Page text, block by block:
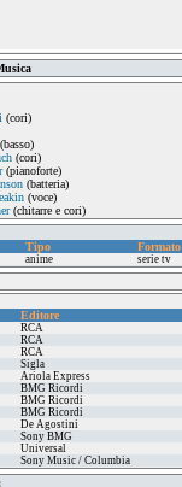
(cori)
(basso)
(cori)
(pianoforte)
(batteria)
(voce)
(chitarre e cori)
Tipo Formato
anime serie tv
Editore
RCA
RCA
RCA
Sigla
Ariola Express
BMG Ricordi
BMG Ricordi
BMG Ricordi
De Agostini
Sony BMG
Universal
Sony Music / Columbia